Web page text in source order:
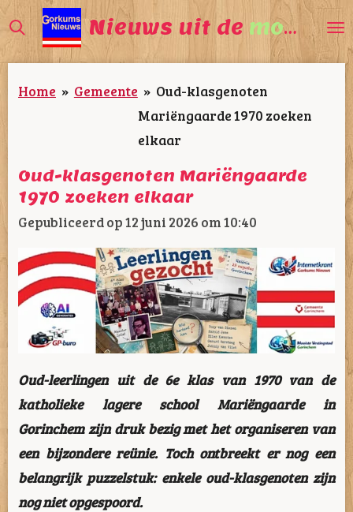
Ga
direct
naar
de
Nieuws uit de mooiste
Home » Gemeente » Oud-klasgenoten
Mariëngaarde 1970 zoeken
elkaar
Oud-klasgenoten Mariëngaarde
1970 zoeken elkaar
Gepubliceerd op 12 juni 2026 om 10:40
Oud-leerlingen uit de 6e klas van 1970 van de
katholieke lagere school Mariëngaarde in
Gorinchem zijn druk bezig met het organiseren van
een bijzondere reünie. Toch ontbreekt er nog een
belangrijk puzzelstuk: enkele oud-klasgenoten zijn
nog niet opgespoord.